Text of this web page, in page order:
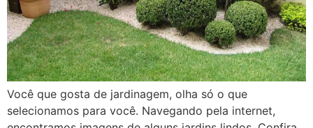
Você que gosta de jardinagem, olha só o que
selecionamos para você. Navegando pela internet,